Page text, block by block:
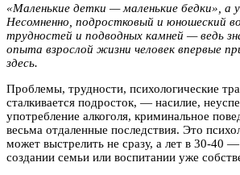
«Маленькие детки — маленькие бедки»,
Несомненно, подростковый и юношеский
трудностей и подводных камней — ведь
опыта взрослой жизни человек впервые
здесь.
Проблемы, трудности, психологические
сталкивается подросток, — насилие,
употребление алкоголя, криминальное
весьма отдаленные последствия. Это
может выстрелить не сразу, а лет в 30-40
создании семьи или воспитании уже